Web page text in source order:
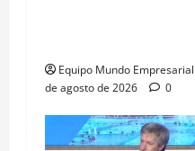
Equipo Mundo Empresarial
de agosto de 2026
0